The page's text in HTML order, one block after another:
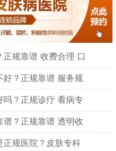
规靠谱 收费合理 口
好？正规靠谱 服务规
吗？正规诊疗 看病专
谱？正规靠谱 透明收
正规医院？皮肤专科